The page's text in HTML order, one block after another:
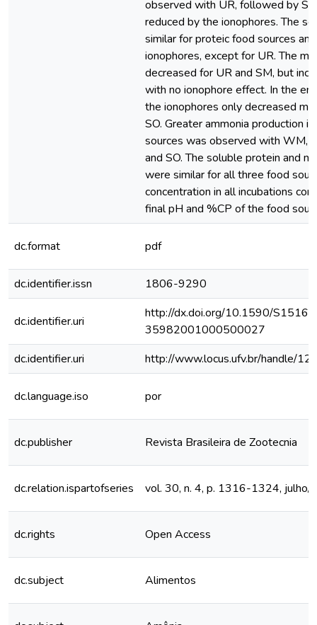
observed with UR, followed by
reduced by the ionophores. The
similar for proteic food sources
ionophores, except for UR. The
decreased for UR and SM, but
with no ionophore effect. In the
the ionophores only decreased
SO. Greater ammonia production
sources was observed with WM,
and SO. The soluble protein and
were similar for all three food
concentration in all incubations
final pH and %CP of the food
dc.format pdf
dc.identifier.issn 1806-9290
dc.identifier.uri
http://dx.doi.org/10.1590/S1516-
35982001000500027
dc.identifier.uri
http://www.locus.ufv.br/handle/
dc.language.iso por
dc.publisher Revista Brasileira de Zootecnia
dc.relation.ispartofseries vol. 30, n. 4, p. 1316-1324, julho/
dc.rights Open Access
dc.subject Alimentos